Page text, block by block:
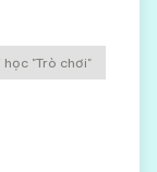
học "Trò chơi"